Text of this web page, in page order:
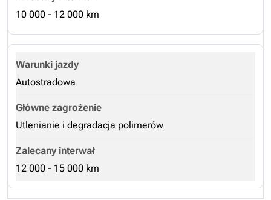
10 000 - 12 000 km
Autostradowa
Utlenianie i degradacja polimerów
12 000 - 15 000 km